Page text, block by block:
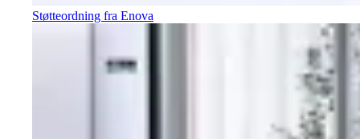
Støtteordning fra Enova